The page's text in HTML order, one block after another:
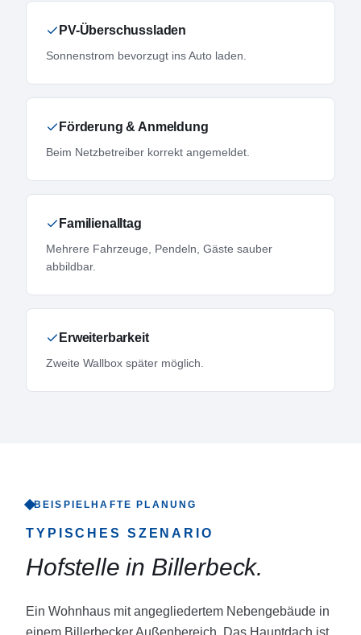
PV-Überschussladen
Sonnenstrom bevorzugt ins Auto laden.
Förderung & Anmeldung
Beim Netzbetreiber korrekt angemeldet.
Familienalltag
Mehrere Fahrzeuge, Pendeln, Gäste sauber
abbildbar.
Erweiterbarkeit
Zweite Wallbox später möglich.
BEISPIELHAFTE PLANUNG
TYPISCHES SZENARIO
Hofstelle in Billerbeck.
Ein Wohnhaus mit angegliedertem Nebengebäude in
einem Billerbecker Außenbereich. Das Hauptdach ist